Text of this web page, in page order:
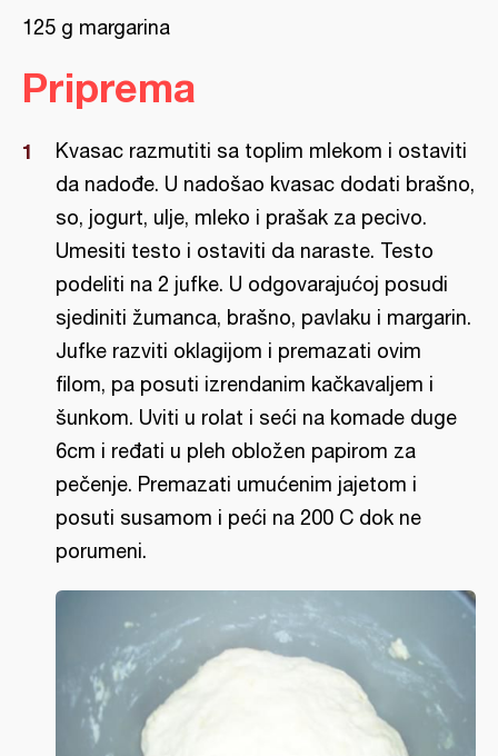
125 g margarina
Priprema
Kvasac razmutiti sa toplim mlekom i ostaviti
da nadođe. U nadošao kvasac dodati brašno,
so, jogurt, ulje, mleko i prašak za pecivo.
Umesiti testo i ostaviti da naraste. Testo
podeliti na 2 jufke. U odgovarajućoj posudi
sjediniti žumanca, brašno, pavlaku i margarin.
Jufke razviti oklagijom i premazati ovim
filom, pa posuti izrendanim kačkavaljem i
šunkom. Uviti u rolat i seći na komade duge
6cm i ređati u pleh obložen papirom za
pečenje. Premazati umućenim jajetom i
posuti susamom i peći na 200 C dok ne
porumeni.